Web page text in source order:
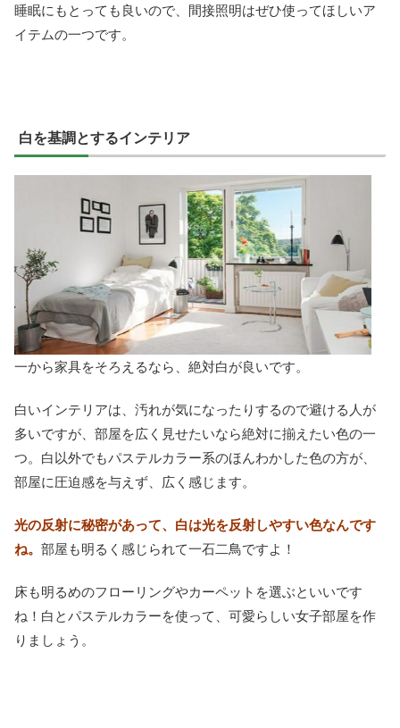
睡眠にもとっても良いので、間接照明はぜひ使ってほしいア
イテムの一つです。
白を基調とするインテリア
一から家具をそろえるなら、絶対白が良いです。
白いインテリアは、汚れが気になったりするので避ける人が
多いですが、部屋を広く見せたいなら絶対に揃えたい色の一
つ。白以外でもパステルカラー系のほんわかした色の方が、
部屋に圧迫感を与えず、広く感じます。
光の反射に秘密があって、白は光を反射しやすい色なんです
ね。 部屋も明るく感じられて一石二鳥ですよ！
床も明るめのフローリングやカーペットを選ぶといいです
ね！白とパステルカラーを使って、可愛らしい女子部屋を作
りましょう。